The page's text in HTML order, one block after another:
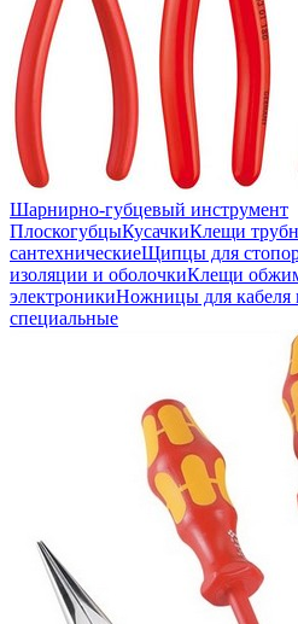
Шарнирно-губцевый инструмент
ПлоскогубцыКусачкиКлещи
сантехническиеЩипцы для
изоляции и оболочкиКлещи
электроникиНожницы для кабеля
специальные